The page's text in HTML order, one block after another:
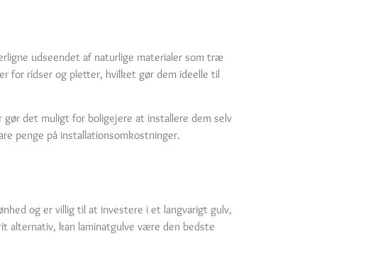
udseendet af naturlige materialer som træ
for ridser og pletter, hvilket gør dem ideelle til
det muligt for boligejere at installere dem selv
penge på installationsomkostninger.
og er villig til at investere i et langvarigt gulv,
alternativ, kan laminatgulve være den bedste